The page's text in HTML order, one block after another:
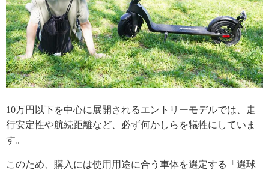
10万円以下を中心に展開されるエントリーモデルでは、走
行安定性や航続距離など、必ず何かしらを犠牲にしていま
す。
このため、購入には使用用途に合う車体を選定する「選球